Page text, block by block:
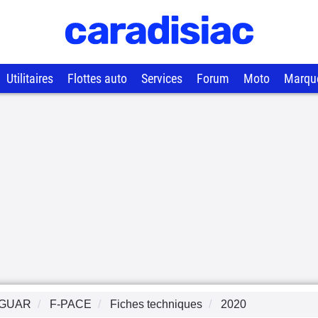
Utilitaires Flottes auto Services Forum Moto
F-PACE Fiches techniques 2020